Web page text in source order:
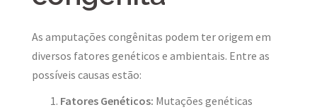
As amputações congênitas podem ter origem em
diversos fatores genéticos e ambientais. Entre as
possíveis causas estão:
Fatores Genéticos: Mutações genéticas